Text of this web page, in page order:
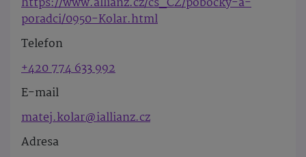
poradci/0950-Kolar.html
Telefon
+420 774 633 992
E-mail
matej.kolar@iallianz.cz
Adresa